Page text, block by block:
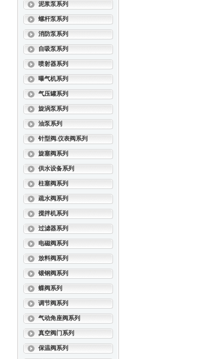
泥浆泵系列
螺杆泵系列
消防泵系列
自吸泵系列
喷射器系列
曝气机系列
气压罐系列
旋涡泵系列
油泵系列
针型阀.仪表阀系列
旋塞阀系列
供水设备系列
柱塞阀系列
疏水阀系列
搅拌机系列
过滤器系列
电磁阀系列
放料阀系列
锻钢阀系列
蝶阀系列
调节阀系列
气动角座阀系列
真空阀门系列
保温阀系列